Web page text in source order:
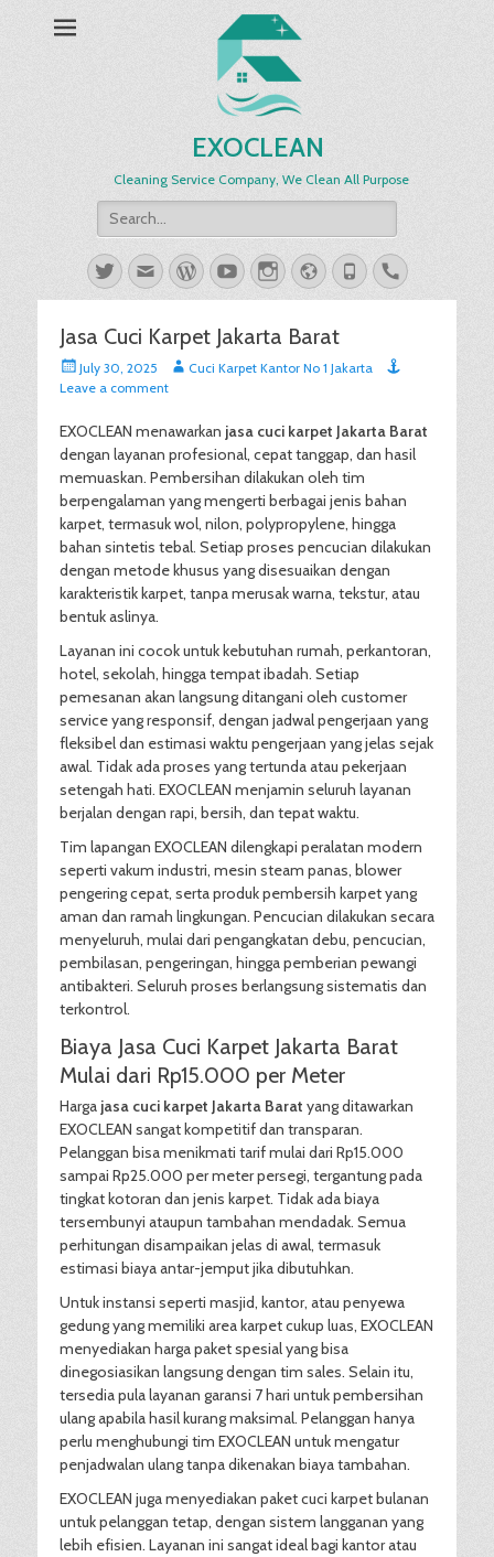
EXOCLEAN
Cleaning Service Company, We Clean All Purpose
Search
for:
TwitterEmailWordPress
YouTubeInstagram
Website
PhoneHandset
Jasa Cuci Karpet Jakarta Barat
Posted
on
July 30, 2025 AuthorCuci Karpet Kantor No 1 Jakarta
Leave a comment
EXOCLEAN menawarkan jasa cuci karpet Jakarta Barat
dengan layanan profesional, cepat tanggap, dan hasil
memuaskan. Pembersihan dilakukan oleh tim
berpengalaman yang mengerti berbagai jenis bahan
karpet, termasuk wol, nilon, polypropylene, hingga
bahan sintetis tebal. Setiap proses pencucian dilakukan
dengan metode khusus yang disesuaikan dengan
karakteristik karpet, tanpa merusak warna, tekstur, atau
bentuk aslinya.
Layanan ini cocok untuk kebutuhan rumah, perkantoran,
hotel, sekolah, hingga tempat ibadah. Setiap
pemesanan akan langsung ditangani oleh customer
service yang responsif, dengan jadwal pengerjaan yang
fleksibel dan estimasi waktu pengerjaan yang jelas sejak
awal. Tidak ada proses yang tertunda atau pekerjaan
setengah hati. EXOCLEAN menjamin seluruh layanan
berjalan dengan rapi, bersih, dan tepat waktu.
Tim lapangan EXOCLEAN dilengkapi peralatan modern
seperti vakum industri, mesin steam panas, blower
pengering cepat, serta produk pembersih karpet yang
aman dan ramah lingkungan. Pencucian dilakukan secara
menyeluruh, mulai dari pengangkatan debu, pencucian,
pembilasan, pengeringan, hingga pemberian pewangi
antibakteri. Seluruh proses berlangsung sistematis dan
terkontrol.
Biaya Jasa Cuci Karpet Jakarta Barat
Mulai dari Rp15.000 per Meter
Harga jasa cuci karpet Jakarta Barat yang ditawarkan
EXOCLEAN sangat kompetitif dan transparan.
Pelanggan bisa menikmati tarif mulai dari Rp15.000
sampai Rp25.000 per meter persegi, tergantung pada
tingkat kotoran dan jenis karpet. Tidak ada biaya
tersembunyi ataupun tambahan mendadak. Semua
perhitungan disampaikan jelas di awal, termasuk
estimasi biaya antar-jemput jika dibutuhkan.
Untuk instansi seperti masjid, kantor, atau penyewa
gedung yang memiliki area karpet cukup luas, EXOCLEAN
menyediakan harga paket spesial yang bisa
dinegosiasikan langsung dengan tim sales. Selain itu,
tersedia pula layanan garansi 7 hari untuk pembersihan
ulang apabila hasil kurang maksimal. Pelanggan hanya
perlu menghubungi tim EXOCLEAN untuk mengatur
penjadwalan ulang tanpa dikenakan biaya tambahan.
EXOCLEAN juga menyediakan paket cuci karpet bulanan
untuk pelanggan tetap, dengan sistem langganan yang
lebih efisien. Layanan ini sangat ideal bagi kantor atau